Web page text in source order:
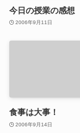
今日の授業の感想
2006年9月11日
食事は大事！
2006年9月14日